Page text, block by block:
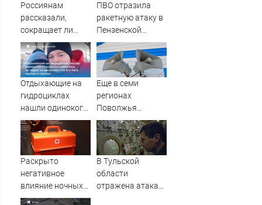
Россиянам
рассказали,
сокращает ли
жизнь ночная
работа
ПВО отразила
ракетную атаку в
Пензенской
области
Отдыхающие на
гидроциклах
нашли одинокого
испуганного
мальчика на
лодке: он
рассказал, что его
Еще в семи
регионах
Поволжья
объявлена
ракетная
опасность -
Новости на
Вести.ru
Раскрыто
негативное
влияние ночных
смен на организм
В Тульской
области
отражена атака